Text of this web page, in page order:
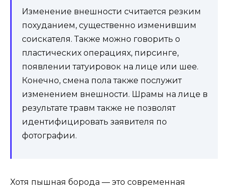
Изменение внешности считается резким
похуданием, существенно изменившим
соискателя. Также можно говорить о
пластических операциях, пирсинге,
появлении татуировок на лице или шее.
Конечно, смена пола также послужит
изменением внешности. Шрамы на лице в
результате травм также не позволят
идентифицировать заявителя по
фотографии.
Хотя пышная борода — это современная